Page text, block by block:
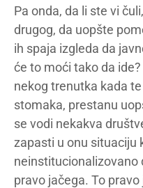
Pa onda, da li ste vi
drugog, da uopšte
ih spaja izgleda da
će to moći tako da
nekog trenutka kada
stomaka, prestanu
se vodi nekakva
zapasti u onu situaciju
neinstitucionalizovano
pravo jačega. To